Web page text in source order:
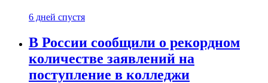
6 дней спустя
В России сообщили о рекордном
количестве заявлений на
поступление в колледжи